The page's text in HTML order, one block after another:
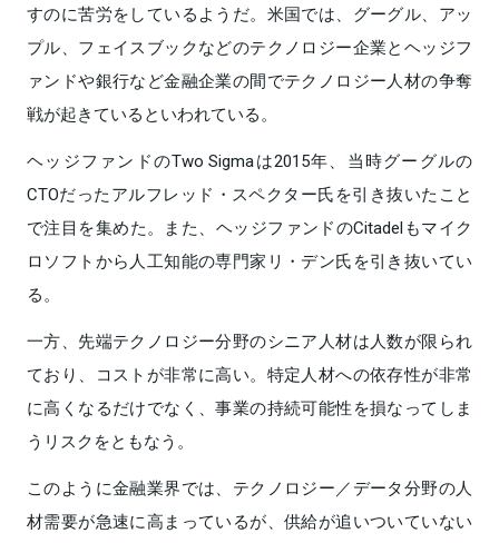
すのに苦労をしているようだ。米国では、グーグル、アッ
プル、フェイスブックなどのテクノロジー企業とヘッジフ
ァンドや銀行など金融企業の間でテクノロジー人材の争奪
戦が起きているといわれている。
ヘッジファンドのTwo Sigmaは2015年、当時グーグルの
CTOだったアルフレッド・スペクター氏を引き抜いたこと
で注目を集めた。また、ヘッジファンドのCitadelもマイク
ロソフトから人工知能の専門家リ・デン氏を引き抜いてい
る。
一方、先端テクノロジー分野のシニア人材は人数が限られ
ており、コストが非常に高い。特定人材への依存性が非常
に高くなるだけでなく、事業の持続可能性を損なってしま
うリスクをともなう。
このように金融業界では、テクノロジー／データ分野の人
材需要が急速に高まっているが、供給が追いついていない